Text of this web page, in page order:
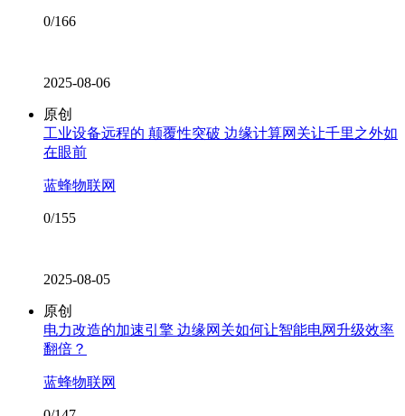
0/166
2025-08-06
原创
工业设备远程的 颠覆性突破 边缘计算网关让千里之外如
在眼前
蓝蜂物联网
0/155
2025-08-05
原创
电力改造的加速引擎 边缘网关如何让智能电网升级效率
翻倍？
蓝蜂物联网